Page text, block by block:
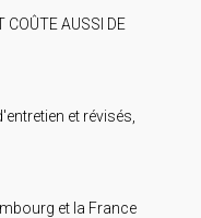
COÛTE AUSSI DE
et révisés,
et la France